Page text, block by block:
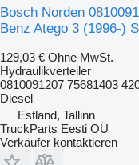
Bosch Norden
Benz Atego 3 (1996-)
129,03 € Ohne MwSt.
Hydraulikverteiler
0810091207 75681403
Diesel
Estland, Tallinn
TruckParts Eesti OÜ
Verkäufer kontaktieren